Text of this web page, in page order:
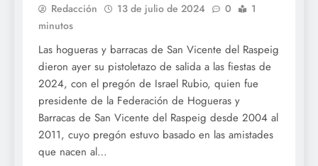
Redacción 13 de julio de 2024 0
1
minutos
Las hogueras y barracas de San Vicente del Raspeig
dieron ayer su pistoletazo de salida a las fiestas de
2024, con el pregón de Israel Rubio, quien fue
presidente de la Federación de Hogueras y
Barracas de San Vicente del Raspeig desde 2004 al
2011, cuyo pregón estuvo basado en las amistades
que nacen al…